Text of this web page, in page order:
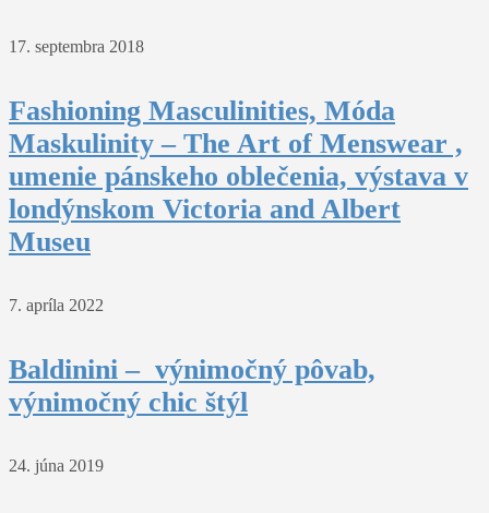
17. septembra 2018
Fashioning Masculinities, Móda
Maskulinity – The Art of Menswear ,
umenie pánskeho oblečenia, výstava v
londýnskom Victoria and Albert
Museu
7. apríla 2022
Baldinini – výnimočný pôvab,
výnimočný chic štýl
24. júna 2019